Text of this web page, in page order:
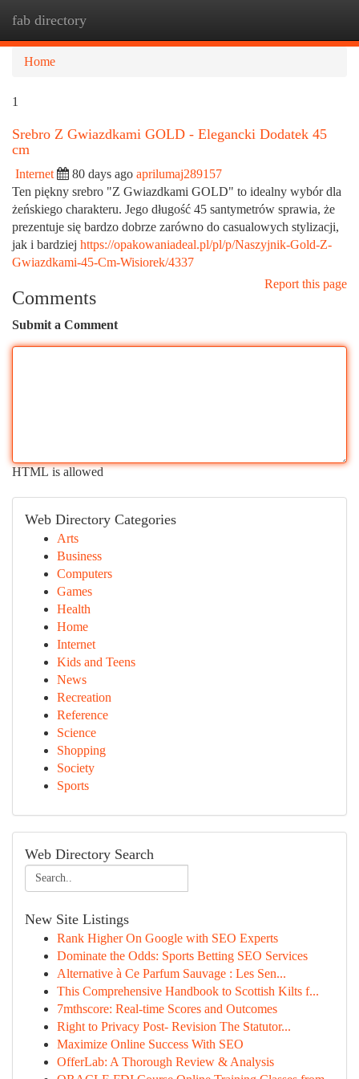
fab directory
Home
1
Srebro Z Gwiazdkami GOLD - Elegancki Dodatek 45
cm
Internet 80 days ago aprilumaj289157
Ten piękny srebro "Z Gwiazdkami GOLD" to idealny wybór dla
żeńskiego charakteru. Jego długość 45 santymetrów sprawia, że
prezentuje się bardzo dobrze zarówno do casualowych stylizacji,
jak i bardziej https://opakowaniadeal.pl/pl/p/Naszyjnik-Gold-Z-
Gwiazdkami-45-Cm-Wisiorek/4337
Report this page
Comments
Submit a Comment
HTML is allowed
Web Directory Categories
Arts
Business
Computers
Games
Health
Home
Internet
Kids and Teens
News
Recreation
Reference
Science
Shopping
Society
Sports
Web Directory Search
New Site Listings
Rank Higher On Google with SEO Experts
Dominate the Odds: Sports Betting SEO Services
Alternative à Ce Parfum Sauvage : Les Sen...
This Comprehensive Handbook to Scottish Kilts f...
7mthscore: Real-time Scores and Outcomes
Right to Privacy Post- Revision The Statutor...
Maximize Online Success With SEO
OfferLab: A Thorough Review & Analysis